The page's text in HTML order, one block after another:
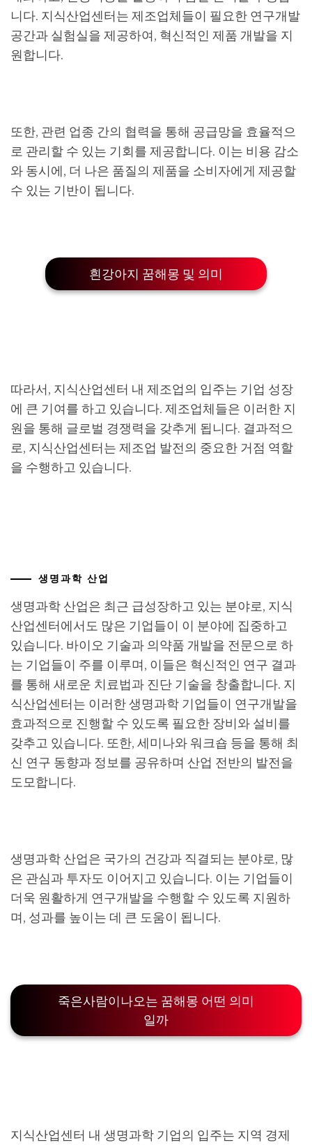
니다. 지식산업센터는 제조업체들이 필요한 연구개발
공간과 실험실을 제공하여, 혁신적인 제품 개발을 지
원합니다.
또한, 관련 업종 간의 협력을 통해 공급망을 효율적으
로 관리할 수 있는 기회를 제공합니다. 이는 비용 감소
와 동시에, 더 나은 품질의 제품을 소비자에게 제공할
수 있는 기반이 됩니다.
흰강아지 꿈해몽 및 의미
따라서, 지식산업센터 내 제조업의 입주는 기업 성장
에 큰 기여를 하고 있습니다. 제조업체들은 이러한 지
원을 통해 글로벌 경쟁력을 갖추게 됩니다. 결과적으
로, 지식산업센터는 제조업 발전의 중요한 거점 역할
을 수행하고 있습니다.
생명과학 산업
생명과학 산업은 최근 급성장하고 있는 분야로, 지식
산업센터에서도 많은 기업들이 이 분야에 집중하고
있습니다. 바이오 기술과 의약품 개발을 전문으로 하
는 기업들이 주를 이루며, 이들은 혁신적인 연구 결과
를 통해 새로운 치료법과 진단 기술을 창출합니다. 지
식산업센터는 이러한 생명과학 기업들이 연구개발을
효과적으로 진행할 수 있도록 필요한 장비와 설비를
갖추고 있습니다. 또한, 세미나와 워크숍 등을 통해 최
신 연구 동향과 정보를 공유하며 산업 전반의 발전을
도모합니다.
생명과학 산업은 국가의 건강과 직결되는 분야로, 많
은 관심과 투자도 이어지고 있습니다. 이는 기업들이
더욱 원활하게 연구개발을 수행할 수 있도록 지원하
며, 성과를 높이는 데 큰 도움이 됩니다.
죽은사람이나오는 꿈해몽 어떤 의미
일까
지식산업센터 내 생명과학 기업의 입주는 지역 경제